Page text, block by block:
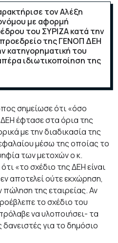
τον Αλέξη
με αφορμή
του ΣΥΡΙΖΑ κατά την
της ΓΕΝΟΠ ΔΕΗ
κατηγορηματική του
ιδιωτικοποίηση της
σημείωσε ότι «όσο
έφτασε στα όρια της
με την διαδικασία της
μέσω της οποίας το
των μετοχών ο κ.
«το σχέδιο της ΔΕΗ είναι
αποτελεί ούτε εκχώρηση,
της εταιρείας. Αν
το σχέδιο του
να υλοποιήσει- τα
για το δημόσιο